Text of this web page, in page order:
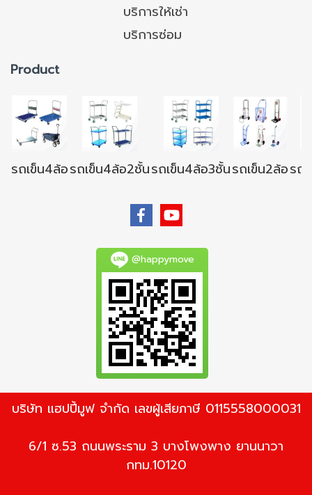
บริการให้เช่า
บริการซ่อม
Product
รถเข็น4ล้อรถเข็น4ล้อ2ชั้นรถเข็น4ล้อ3ชั้นรถเข็น2ล้อรถ
@happymove
บริษัท แฮปปี้มูฟ จำกัด เลขผู้เสียภาษี 0115558000031
6/1 ซ.53 ถนนพระราม 3 บางโพงพาง ยานนาวา
กทม.10120